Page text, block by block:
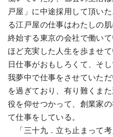
戸屋」に中途採用して頂い
る江戸屋の仕事はわたしの
終始する東京の会社で働い
ほど充実した人生を歩ませ
日仕事がおもしろくて、そ
我夢中で仕事をさせていた
を過ぎており、有り難くま
役を仰せつかって、創業家
て仕事をしている。
「三十九．立ち止まって